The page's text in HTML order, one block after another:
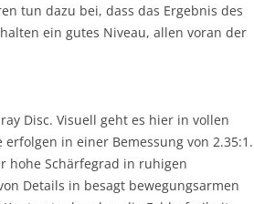
tun dazu bei, dass das Ergebnis des
ein gutes Niveau, allen voran der
Disc. Visuell geht es hier in vollen
in einer Bemessung von 2.35:1.
hohe Schärfegrad in ruhigen
Details in besagt bewegungsarmen